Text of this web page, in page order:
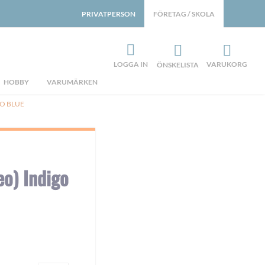
HOBBY VARUMÄRKEN
FÖRETAG / SKOLA
PRIVATPERSON
LOGGA IN ÖNSKELISTA VARUKORG
BLUE
Indigo